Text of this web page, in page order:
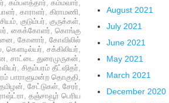
, கம்பளத்தார், கம்மவார்,
, காராளர், கிராமணி,
, குடும்பர், குருக்கள்,
, கைக்கோளர், கொங்கு
, கோனார், கோவிலில்
, கௌடில்யர், சக்கிலியர்,
, சாட்டை துரைமுருகன்,
, சிதம்பரம் தீட்ஷிதர்,
பாராளுமன்ற தொகுதி,
, சேட்டுகள், சேரர்,
, தஞ்சாவூர் பெரிய
August 2021
July 2021
June 2021
May 2021
March 2021
December 2020